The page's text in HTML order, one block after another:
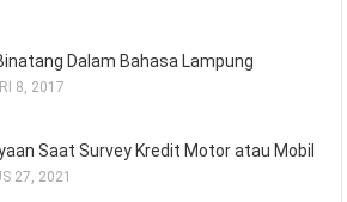
Dalam Bahasa Lampung
8, 2017
Saat Survey Kredit Motor atau Mobil
27, 2021